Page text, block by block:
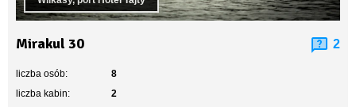
Mirakul 30 2
liczba osób:
8
liczba kabin:
2